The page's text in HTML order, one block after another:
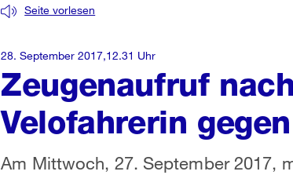
Zeugenaufruf
Velofahrerin
Seite vorlesen
Am Mittwoch, 27. September 2017,
28. September 2017,12.31 Uhr